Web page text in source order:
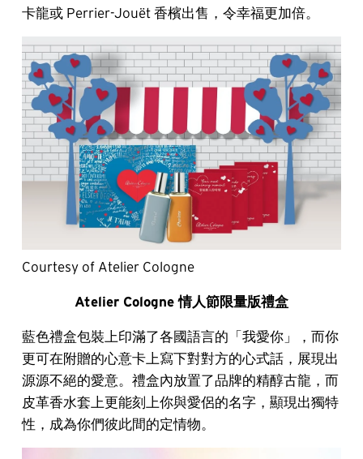
卡龍或 Perrier-Jouët 香檳出售，令幸福更加倍。
Courtesy of Atelier Cologne
Atelier Cologne 情人節限量版禮盒
藍色禮盒包裝上印滿了各國語言的「我愛你」，而你
更可在附贈的心意卡上寫下對對方的心式話，展現出
源源不絕的愛意。禮盒內放置了品牌的精醇古龍，而
皮革香水套上更能刻上你與愛侶的名字，顯現出獨特
性，成為你們彼此間的定情物。